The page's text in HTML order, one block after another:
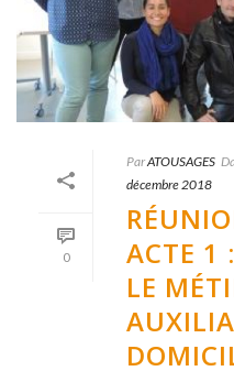
0
ParATOUSAGES
décembre 2018
ACTE 1
LE